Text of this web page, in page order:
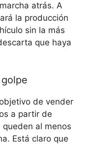
atrás. A
la producción
sin la más
que haya
de vender
a partir de
al menos
Está claro que